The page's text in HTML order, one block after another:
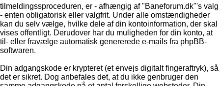
tilmeldingssproceduren, er - afhængig af "Baneforum.dk"'s valg
- enten obligatorisk eller valgfrit. Under alle omstændigheder
kan du selv vælge, hvilke dele af din kontoinformation, der skal
vises offentligt. Derudover har du muligheden for din konto, at
til- eller fravælge automatisk genererede e-mails fra phpBB-
softwaren.
Din adgangskode er krypteret (et envejs digitalt fingeraftryk), så
det er sikret. Dog anbefales det, at du ikke genbruger den